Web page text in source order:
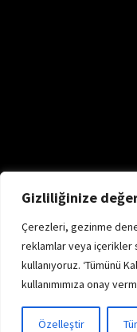
Gizliliğinize
Çerezleri, gezinme
reklamlar veya içerikler
kullanıyoruz. ‘Tümünü
kullanımımıza onay
Özelleştir